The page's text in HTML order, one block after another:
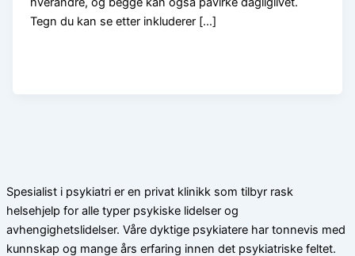
Tegn du kan se etter inkluderer […]
Spesialist i psykiatri er en privat klinikk som tilbyr rask
helsehjelp for alle typer psykiske lidelser og
avhengighetslidelser. Våre dyktige psykiatere har tonnevis med
kunnskap og mange års erfaring innen det psykiatriske feltet.